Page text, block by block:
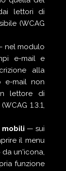
lettori di
(WCAG
nel modulo
e-mail e
alla
e-mail non
lettore di
1.3.1,
mobili — sui
il menu
un'icona,
funzione